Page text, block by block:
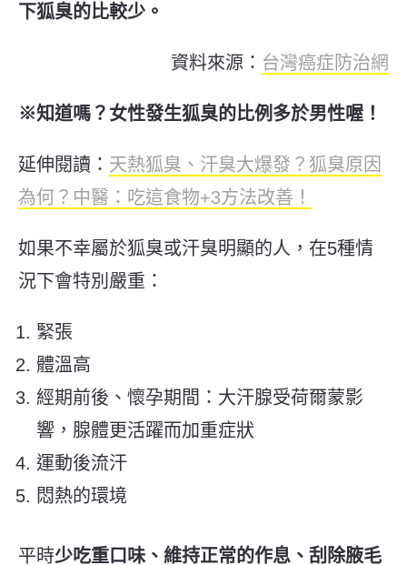
下狐臭的比較少。
資料來源： 台灣癌症防治網
※知道嗎？女性發生狐臭的比例多於男性喔！
延伸閱讀： 天熱狐臭、汗臭大爆發？狐臭原因
為何？中醫：吃這食物+3方法改善！
如果不幸屬於狐臭或汗臭明顯的人，在5種情
況下會特別嚴重：
緊張
體溫高
經期前後、懷孕期間：大汗腺受荷爾蒙影
響，腺體更活躍而加重症狀
運動後流汗
悶熱的環境
平時少吃重口味、維持正常的作息、刮除腋毛